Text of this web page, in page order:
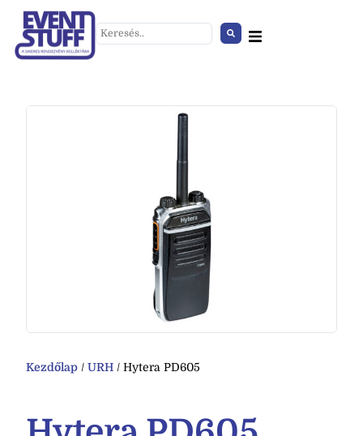
Kezdőlap / URH / Hytera PD605
Rick foxy wood bárpult
HOZZÁAD